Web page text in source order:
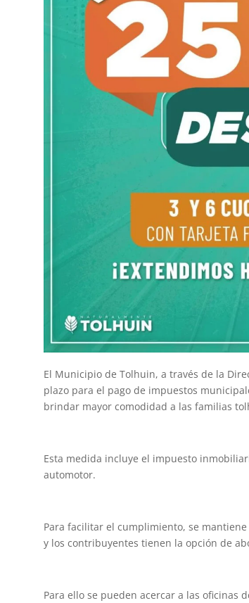
El Municipio de Tolhuin, a través de la
plazo para el pago de impuestos
brindar mayor comodidad a las familias
Esta medida incluye el impuesto
automotor.
Para facilitar el cumplimiento, se
y los contribuyentes tienen la opción de
Para ello se pueden acercar a las oficinas